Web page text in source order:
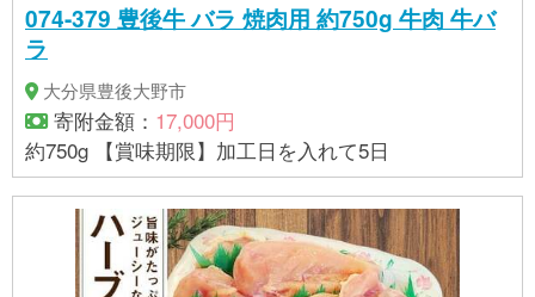
074-379 豊後牛 バラ 焼肉用 約750g 牛肉 牛バ
ラ
大分県豊後大野市
寄附金額： 17,000円
約750g 【賞味期限】加工日を入れて5日